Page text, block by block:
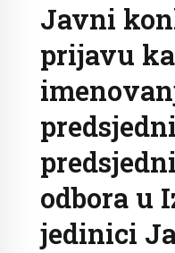
Javni
prijavu
odbora u
jedinici